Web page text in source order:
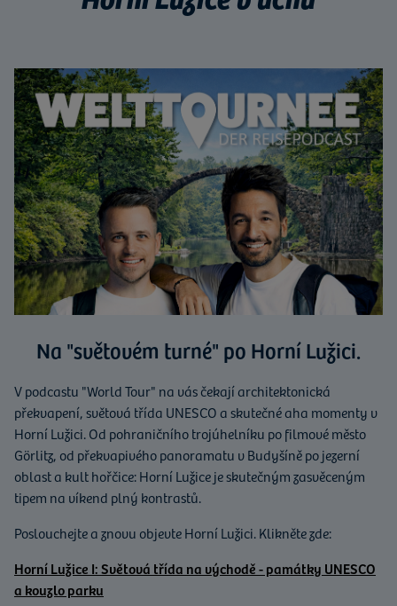
Na "světovém turné" po Horní Lužici.
V podcastu "World Tour" na vás čekají architektonická
překvapení, světová třída UNESCO a skutečné aha momenty v
Horní Lužici. Od pohraničního trojúhelníku po filmové město
Görlitz, od překvapivého panoramatu v Budyšíně po jezerní
oblast a kult hořčice: Horní Lužice je skutečným zasvěceným
tipem na víkend plný kontrastů.
Poslouchejte a znovu objevte Horní Lužici. Klikněte zde:
Horní Lužice I: Světová třída na východě - památky UNESCO
a kouzlo parku